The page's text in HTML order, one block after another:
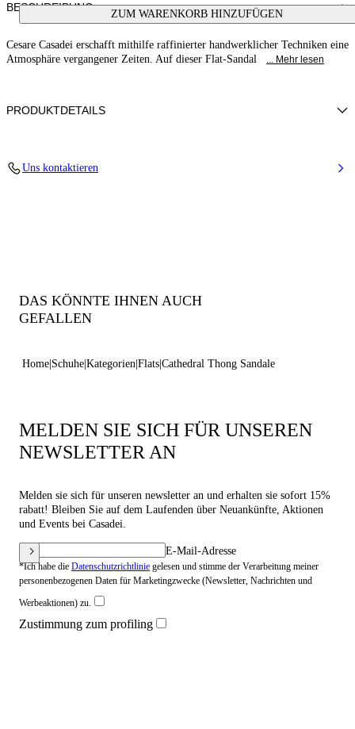
ZUM WARENKORB HINZUFÜGEN
BESCHREIBUNG
Cesare Casadei erschafft mithilfe raffinierter handwerklicher Techniken eine
Atmosphäre vergangener Zeiten. Auf dieser Flat-Sandal
... Mehr lesen
PRODUKTDETAILS
Uns kontaktieren
DAS KÖNNTE IHNEN AUCH
GEFALLEN
Home Schuhe Kategorien Flats Cathedral Thong Sandale
MELDEN SIE SICH FÜR UNSEREN
NEWSLETTER AN
Melden sie sich für unseren newsletter an und erhalten sie sofort 15%
rabatt! Bleiben Sie auf dem Laufenden über Neuankünfte, Aktionen
und Events bei Casadei.
E-Mail-Adresse
*Ich habe die Datenschutzrichtlinie gelesen und stimme der Verarbeitung meiner
personenbezogenen Daten für Marketingzwecke (Newsletter, Nachrichten und
Werbeaktionen) zu.
Zustimmung zum profiling